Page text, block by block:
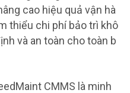
cao hiệu quả vận hà
thiểu chi phí bảo trì khô
và an toàn cho toàn b
CMMS là minh